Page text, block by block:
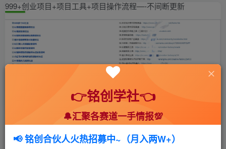
999+创业项目+项目工具+项目操作流程—-不间断更新
首页 🍻会员专享 🆓网创项目 正文
👉铭创学社👈
🔔汇聚各赛道一手情报💯
📢 铭创合伙人火热招募中~（月入两W+）